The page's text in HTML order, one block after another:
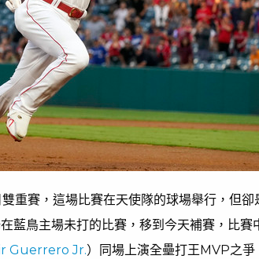
重賽，這場比賽在天使隊的球場舉行，但卻
藍鳥主場未打的比賽，移到今天補賽，比賽
Guerrero Jr.）同場上演全壘打王MVP之爭